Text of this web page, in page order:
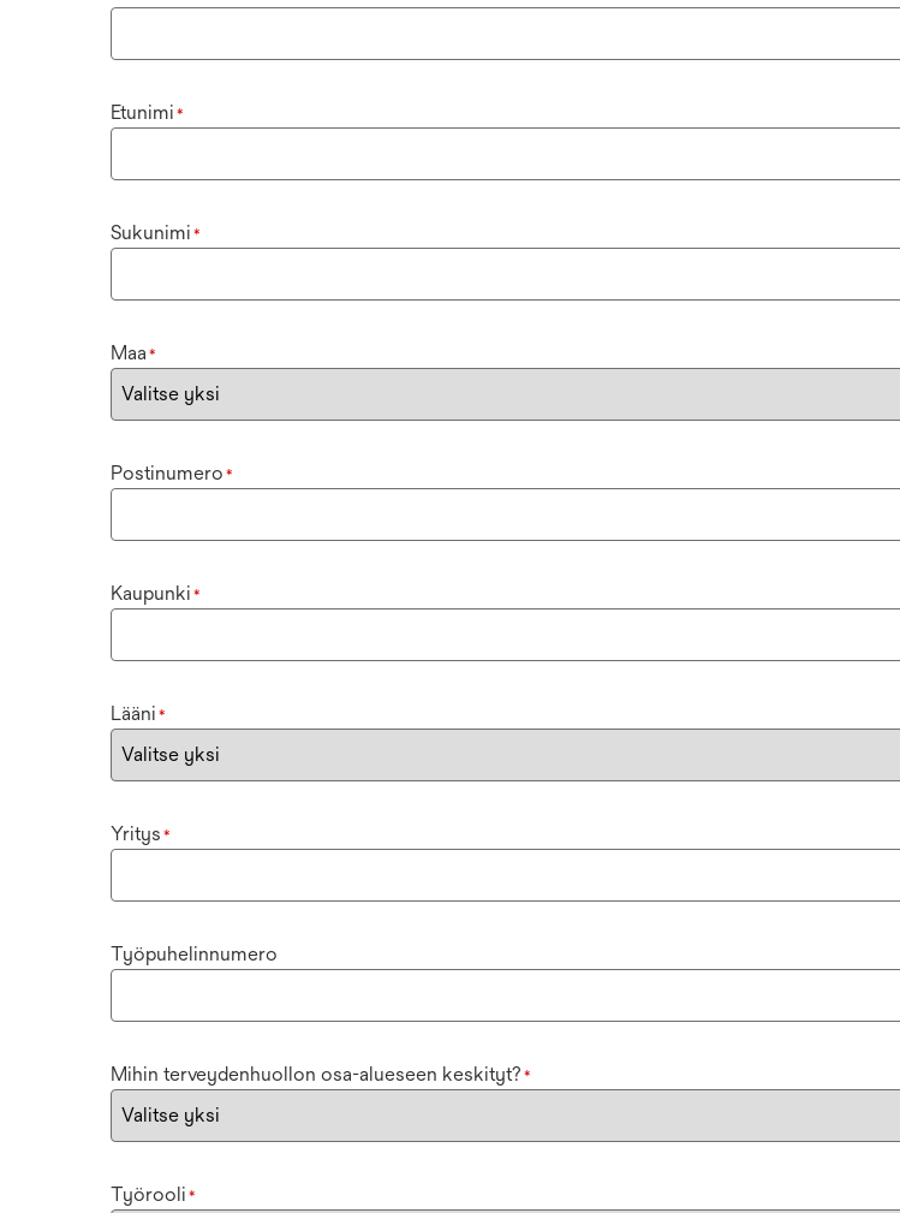
Etunimi *
Sukunimi *
Maa *
Postinumero *
Kaupunki *
Lääni *
Yritys *
Työpuhelinnumero
Mihin terveydenhuollon osa-alueseen keskityt? *
Työrooli *